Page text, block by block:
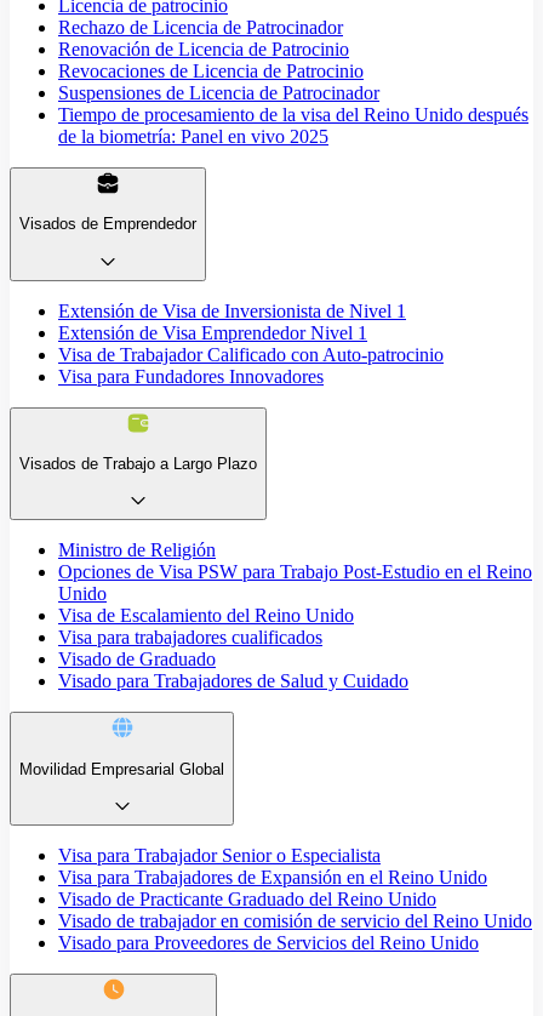
Licencia de patrocinio
Rechazo de Licencia de Patrocinador
Renovación de Licencia de Patrocinio
Revocaciones de Licencia de Patrocinio
Suspensiones de Licencia de Patrocinador
Tiempo de procesamiento de la visa del Reino Unido después
de la biometría: Panel en vivo 2025
Visados de Emprendedor
Extensión de Visa de Inversionista de Nivel 1
Extensión de Visa Emprendedor Nivel 1
Visa de Trabajador Calificado con Auto-patrocinio
Visa para Fundadores Innovadores
Visados de Trabajo a Largo Plazo
Ministro de Religión
Opciones de Visa PSW para Trabajo Post-Estudio en el Reino
Unido
Visa de Escalamiento del Reino Unido
Visa para trabajadores cualificados
Visado de Graduado
Visado para Trabajadores de Salud y Cuidado
Movilidad Empresarial Global
Visa para Trabajador Senior o Especialista
Visa para Trabajadores de Expansión en el Reino Unido
Visado de Practicante Graduado del Reino Unido
Visado de trabajador en comisión de servicio del Reino Unido
Visado para Proveedores de Servicios del Reino Unido